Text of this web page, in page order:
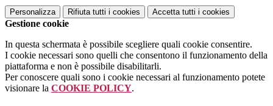
Personalizza Rifiuta tutti i cookies Accetta tutti i cookies
Gestione cookie
In questa schermata è possibile scegliere quali cookie consentire.
I cookie necessari sono quelli che consentono il funzionamento della
piattaforma e non è possibile disabilitarli.
Per conoscere quali sono i cookie necessari al funzionamento potete
visionare la COOKIE POLICY.